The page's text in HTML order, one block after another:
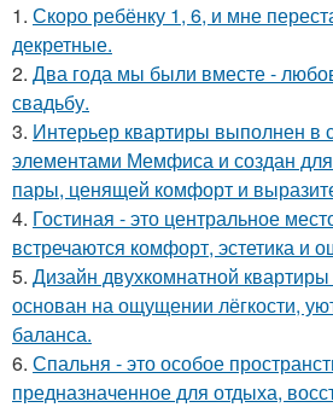
1. Скоро ребёнку 1, 6, и мне
декретные.
2. Два года мы были вместе -
свадьбу.
3. Интерьер квартиры выполнен в
элементами Мемфиса и создан
пары, ценящей комфорт и
4. Гостиная - это центральное
встречаются комфорт, эстетика и
5. Дизайн двухкомнатной
основан на ощущении лёгкости,
баланса.
6. Спальня - это особое
предназначенное для отдыха,